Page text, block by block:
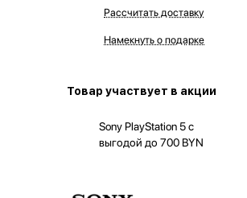
Рассчитать доставку
Намекнуть о подарке
Товар участвует в акции
Sony PlayStation 5 с
выгодой до 700 BYN